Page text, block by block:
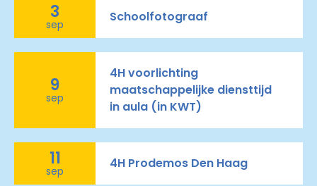
3
sep Schoolfotograaf
9
sep
4H voorlichting
maatschappelijke diensttijd
in aula (in KWT)
11
sep 4H Prodemos Den Haag